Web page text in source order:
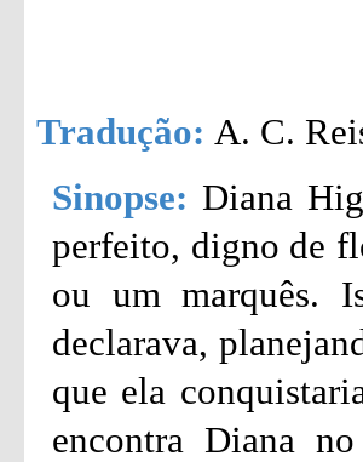
Tradução: A. C.
Sinopse: Diana
perfeito, digno de
ou um marquês.
declarava,
que ela
encontra Diana